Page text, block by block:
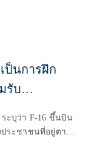
ป็นการฝึก
รับ
ะบุว่า F-16 ขึ้นบิน
ระชาชนที่อยู่ตาม